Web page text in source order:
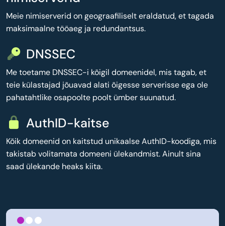
Meie nimiserverid on geograafiliselt eraldatud, et tagada
maksimaalne tööaeg ja redundantsus.
DNSSEC
Me toetame DNSSEC-i kõigil domeenidel, mis tagab, et
teie külastajad jõuavad alati õigesse serverisse ega ole
pahatahtlike osapoolte poolt ümber suunatud.
AuthID-kaitse
Kõik domeenid on kaitstud unikaalse AuthID-koodiga, mis
takistab volitamata domeeni ülekandmist. Ainult sina
saad ülekande heaks kiita.